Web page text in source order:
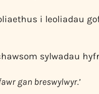
i leoliadau
sylwadau
gan breswylwyr.’